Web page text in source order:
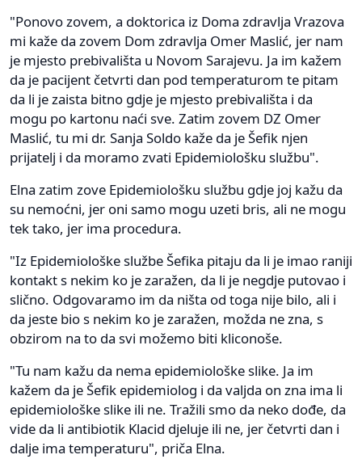
"Ponovo zovem, a doktorica iz Doma zdravlja Vrazova
mi kaže da zovem Dom zdravlja Omer Maslić, jer nam
je mjesto prebivališta u Novom Sarajevu. Ja im kažem
da je pacijent četvrti dan pod temperaturom te pitam
da li je zaista bitno gdje je mjesto prebivališta i da
mogu po kartonu naći sve. Zatim zovem DZ Omer
Maslić, tu mi dr. Sanja Soldo kaže da je Šefik njen
prijatelj i da moramo zvati Epidemiološku službu".
Elna zatim zove Epidemiološku službu gdje joj kažu da
su nemoćni, jer oni samo mogu uzeti bris, ali ne mogu
tek tako, jer ima procedura.
"Iz Epidemiološke službe Šefika pitaju da li je imao raniji
kontakt s nekim ko je zaražen, da li je negdje putovao i
slično. Odgovaramo im da ništa od toga nije bilo, ali i
da jeste bio s nekim ko je zaražen, možda ne zna, s
obzirom na to da svi možemo biti kliconoše.
"Tu nam kažu da nema epidemiološke slike. Ja im
kažem da je Šefik epidemiolog i da valjda on zna ima li
epidemiološke slike ili ne. Tražili smo da neko dođe, da
vide da li antibiotik Klacid djeluje ili ne, jer četvrti dan i
dalje ima temperaturu", priča Elna.